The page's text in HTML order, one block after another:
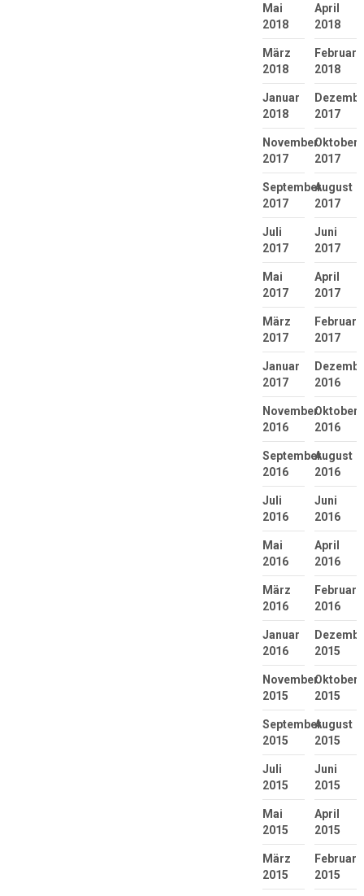
Mai
2018
April
2018
März
2018
Februar
2018
Januar
2018
2017
November
2017
Oktober
2017
September
2017
August
2017
Juli
2017
Juni
2017
Mai
2017
April
2017
März
2017
Februar
2017
Januar
2017
2016
November
2016
Oktober
2016
September
2016
August
2016
Juli
2016
Juni
2016
Mai
2016
April
2016
März
2016
Februar
2016
Januar
2016
2015
November
2015
Oktober
2015
September
2015
August
2015
Juli
2015
Juni
2015
Mai
2015
April
2015
März
2015
Februar
2015